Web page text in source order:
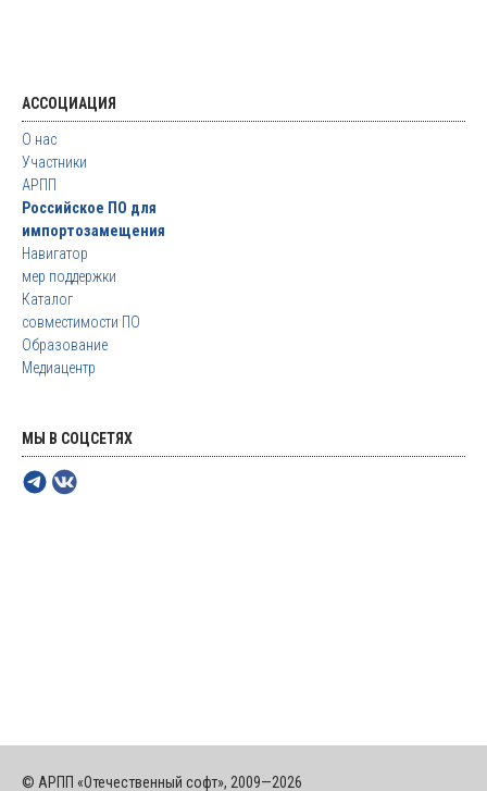
АССОЦИАЦИЯ
О нас
Участники
АРПП
Российское ПО для
импортозамещения
Навигатор
мер поддержки
Каталог
совместимости ПО
Образование
Медиацентр
МЫ В СОЦСЕТЯХ
© АРПП «Отечественный софт», 2009—2026